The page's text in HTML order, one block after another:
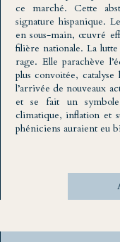
ce marché. Cette
signature hispanique.
en sous-main, œuvré
filière nationale. La
rage. Elle parachève
plus convoitée,
l’arrivée de nouveaux
et se fait un
climatique, inflation et
phéniciens auraient eu